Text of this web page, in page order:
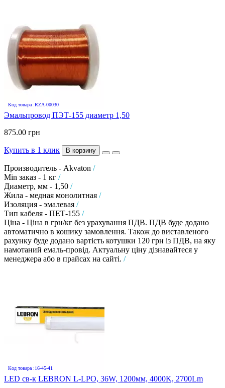
Код товара :RZA-00030
Эмальпровод ПЭТ-155 диаметр 1,50
875.00 грн
Купить в 1 клик В корзину
Производитель - Akvaton /
Min заказ - 1 кг /
Диаметр, мм - 1,50 /
Жила - медная монолитная /
Изоляция - эмалевая /
Тип кабеля - ПЕТ-155 /
Ціна - Ціна в грн/кг без урахування ПДВ. ПДВ буде додано
автоматично в кошику замовлення. Також до виставленого
рахунку буде додано вартість котушки 120 грн із ПДВ, на яку
намотаний емаль-провід. Актуальну ціну дізнавайтеся у
менеджера або в прайсах на сайті. /
Код товара :16-45-41
LED св-к LEBRON L-LPO, 36W, 1200мм, 4000K, 2700Lm